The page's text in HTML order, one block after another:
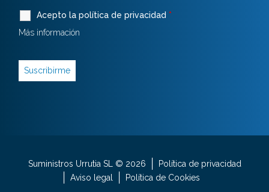
Acepto la política de privacidad *
Más información
Suministros Urrutia SL © 2026
Política de privacidad
Aviso legal
Política de Cookies